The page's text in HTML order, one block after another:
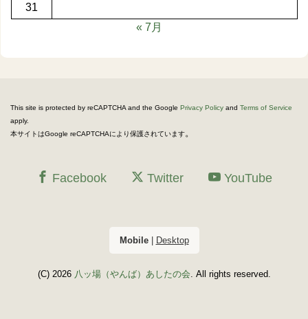
31
« 7月
This site is protected by reCAPTCHA and the Google Privacy Policy and Terms of Service
apply.
本サイトはGoogle reCAPTCHAにより保護されています。
Facebook Twitter YouTube
Mobile| Desktop
(C) 2026 八ッ場（やんば）あしたの会. All rights reserved.